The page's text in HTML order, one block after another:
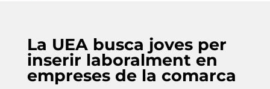
La UEA busca joves per
inserir laboralment en
empreses de la comarca